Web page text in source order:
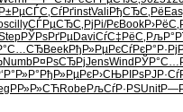
СЃС‚СѓРґinstVali РђСЂС‚Рё
illyСЃРµСЂС‚ РјРі/РєBook
РЎРѕРґРµDaviСѓС‡РёС‚
BeekРђР»РµРєСѓРєР°Р·
NumbР¤РѕСЂРјJensWind
РђР»РµРєР›СЊРІРѕ
РР»Р»СЋRobe РљСѓР·РЅUnit